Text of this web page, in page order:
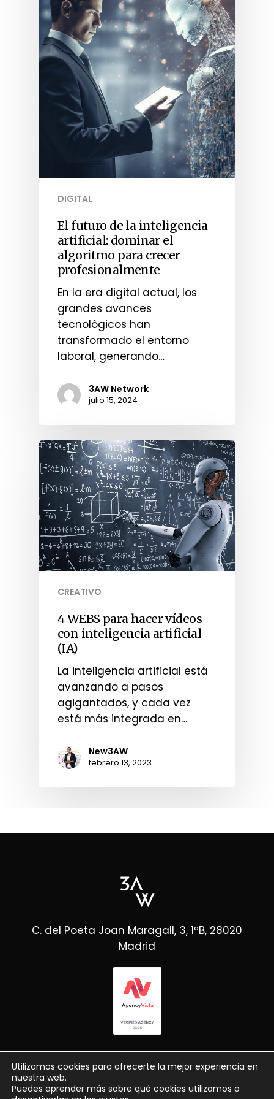
DIGITAL
El futuro de la inteligencia
artificial: dominar el
algoritmo para crecer
profesionalmente
En la era digital actual, los
grandes avances
tecnológicos han
transformado el entorno
laboral, generando…
3AW Network
julio 15, 2024
CREATIVO
4 WEBS para hacer vídeos
con inteligencia artificial
(IA)
La inteligencia artificial está
avanzando a pasos
agigantados, y cada vez
está más integrada en…
New3AW
febrero 13, 2023
C. del Poeta Joan Maragall, 3, 1ºB, 28020
Madrid
Utilizamos cookies para ofrecerte la mejor experiencia en
nuestra web.
Puedes aprender más sobre qué cookies utilizamos o